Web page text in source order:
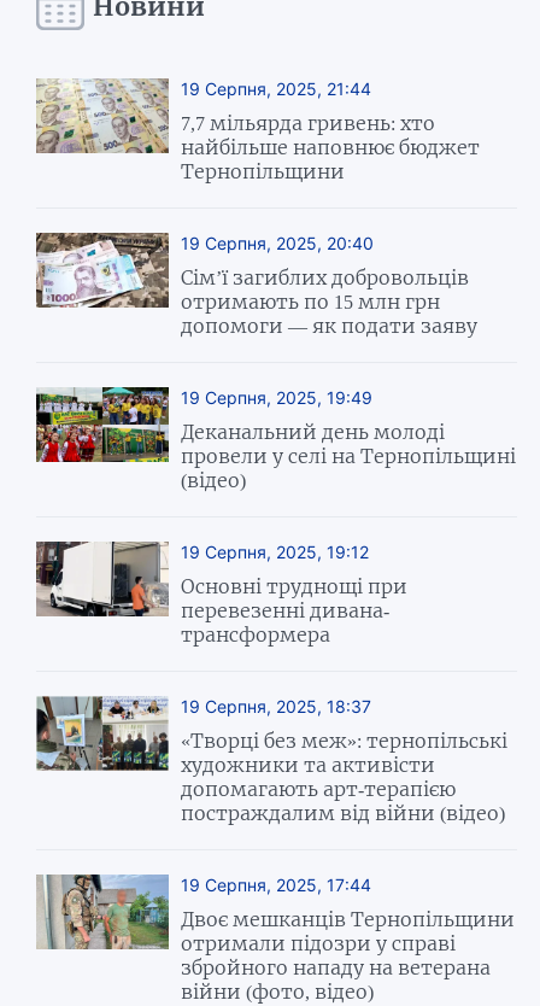
19 Серпня, 2025, 21:44
7,7 мільярда гривень: хто
найбільше наповнює бюджет
Тернопільщини
19 Серпня, 2025, 20:40
Сім’ї загиблих добровольців
отримають по 15 млн грн
допомоги — як подати заяву
19 Серпня, 2025, 19:49
Деканальний день молоді
провели у селі на Тернопільщині
(відео)
19 Серпня, 2025, 19:12
Основні труднощі при
перевезенні дивана-
трансформера
19 Серпня, 2025, 18:37
«Творці без меж»: тернопільські
художники та активісти
допомагають арт-терапією
постраждалим від війни (відео)
19 Серпня, 2025, 17:44
Двоє мешканців Тернопільщини
отримали підозри у справі
збройного нападу на ветерана
війни (фото, відео)